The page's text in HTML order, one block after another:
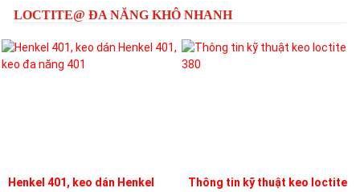
LOCTITE@ ĐA NĂNG KHÔ NHANH
Henkel 401, keo dán Henkel
Thông tin kỹ thuật keo loctite